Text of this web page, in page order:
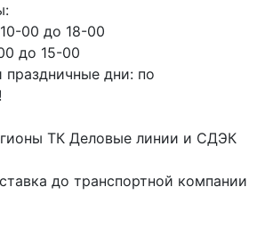
00 до 18-00
до 15-00
праздничные дни: по
ТК Деловые линии и СДЭК
до транспортной компании